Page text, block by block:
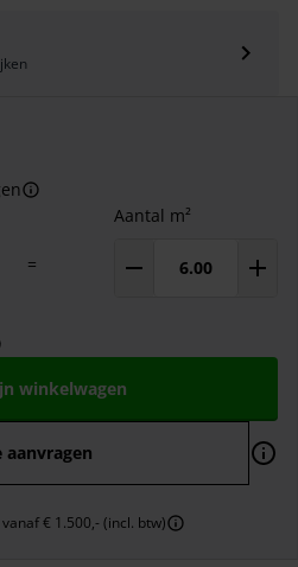
=
Aantal m²
winkelwagen
aanvragen
€ 1.500,- (incl. btw)